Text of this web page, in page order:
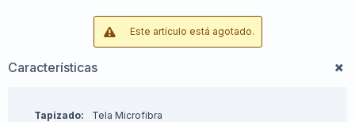
Este artículo está agotado.
Características
Tapizado Tela Microfibra